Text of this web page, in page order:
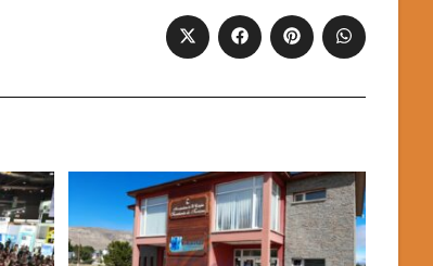
Opens
in
window
Opens
in
window
Opens
in
window
Opens
in
window